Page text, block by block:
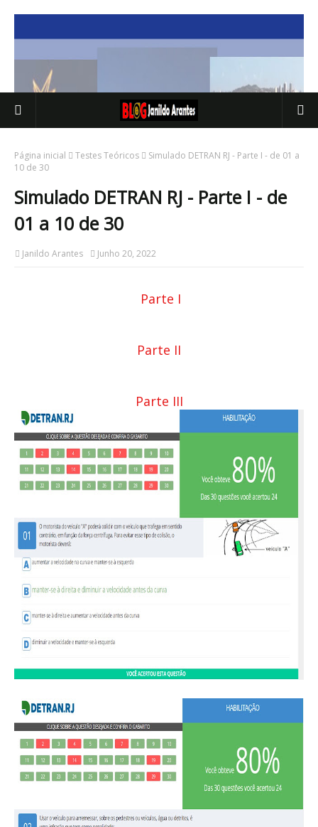
Página inicial Testes Teóricos
Simulado DETRAN RJ - Parte I - de 01 a
10 de 30
Simulado DETRAN RJ - Parte I - de
01 a 10 de 30
Janildo Arantes Junho 20, 2022
Parte I
Parte II
Parte III